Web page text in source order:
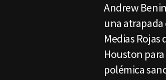
Andrew
una
Medias
Houston
polémica